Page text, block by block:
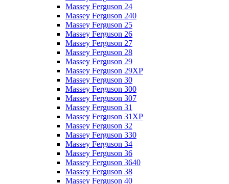
Massey Ferguson 24
Massey Ferguson 240
Massey Ferguson 25
Massey Ferguson 26
Massey Ferguson 27
Massey Ferguson 28
Massey Ferguson 29
Massey Ferguson 29XP
Massey Ferguson 30
Massey Ferguson 300
Massey Ferguson 307
Massey Ferguson 31
Massey Ferguson 31XP
Massey Ferguson 32
Massey Ferguson 330
Massey Ferguson 34
Massey Ferguson 36
Massey Ferguson 3640
Massey Ferguson 38
Massey Ferguson 40